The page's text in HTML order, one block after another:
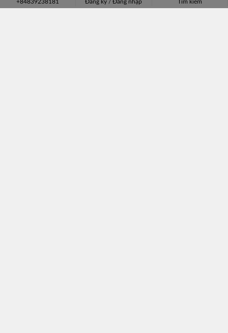
+84839238181 Đăng ký /Đăng nhập Tìm kiếm